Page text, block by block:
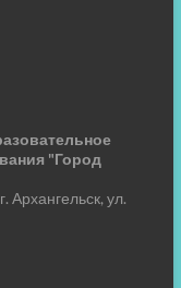
"Город
Архангельск, ул.